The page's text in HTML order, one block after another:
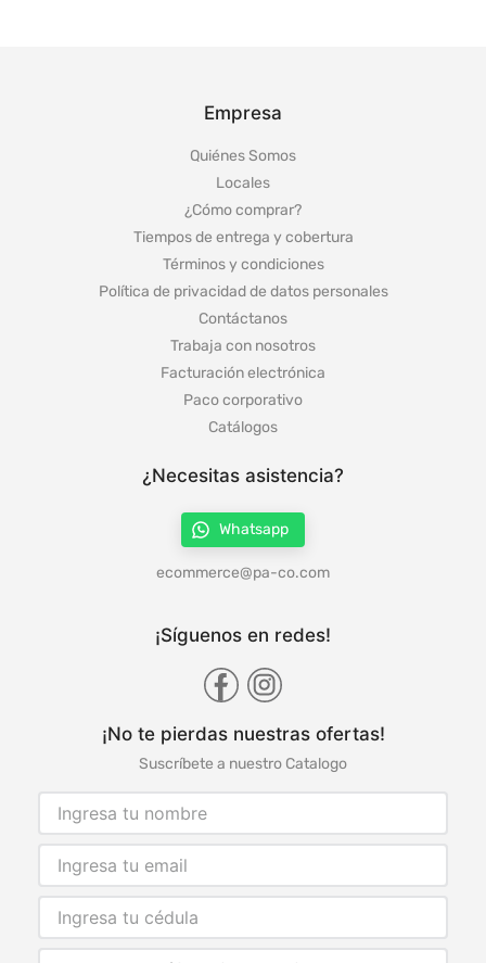
Empresa
Quiénes Somos
Locales
¿Cómo comprar?
Tiempos de entrega y cobertura
Términos y condiciones
Política de privacidad de datos personales
Contáctanos
Trabaja con nosotros
Facturación electrónica
Paco corporativo
Catálogos
¿Necesitas asistencia?
Whatsapp
ecommerce@pa-co.com
¡Síguenos en redes!
¡No te pierdas nuestras ofertas!
Suscríbete a nuestro Catalogo